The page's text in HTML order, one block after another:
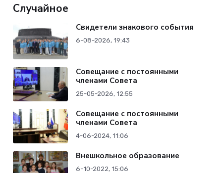
Случайное
Свидетели знакового события
6-08-2026, 19:43
Совещание с постоянными
членами Совета
25-05-2026, 12:55
Совещание с постоянными
членами Совета
4-06-2024, 11:06
Внешкольное образование
6-10-2022, 15:06